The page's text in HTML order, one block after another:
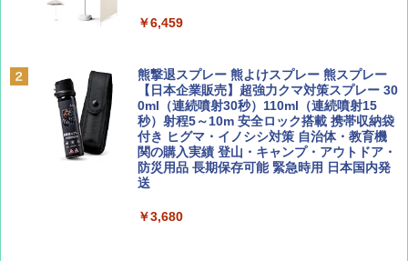
誌] (ＤＩＳＮＥＹ ＦＡＮ)
￥713
山と溪谷 2026年8月号「南アルプス大全」
球の歩き方A ヨーロッパ
￥2,479
D40 地球の歩き方 チェンマイ タイ北部の魅
力的な町 2026～2027 地球の歩き方D アジア
￥2,079
PYKES PEAK (パイクスピーク) 着替えテン
ト プライバシー テント 【中が透けない】 1
人用 折りたたみ 防災グッズ 災害用トイレ ビ
ーチ ピクニック ポップアップテント 携帯 簡
易 トイレテント (グレー)
￥4,980
￥6,459
熊撃退スプレー 熊よけスプレー 熊スプレー
【日本企業販売】超強力クマ対策スプレー 30
0ml（連続噴射30秒）110ml（連続噴射15
秒）射程5～10m 安全ロック搭載 携帯収納袋
付き ヒグマ・イノシシ対策 自治体・教育機
関の購入実績 登山・キャンプ・アウトドア・
防災用品 長期保存可能 緊急時用 日本国内発
送
￥3,680